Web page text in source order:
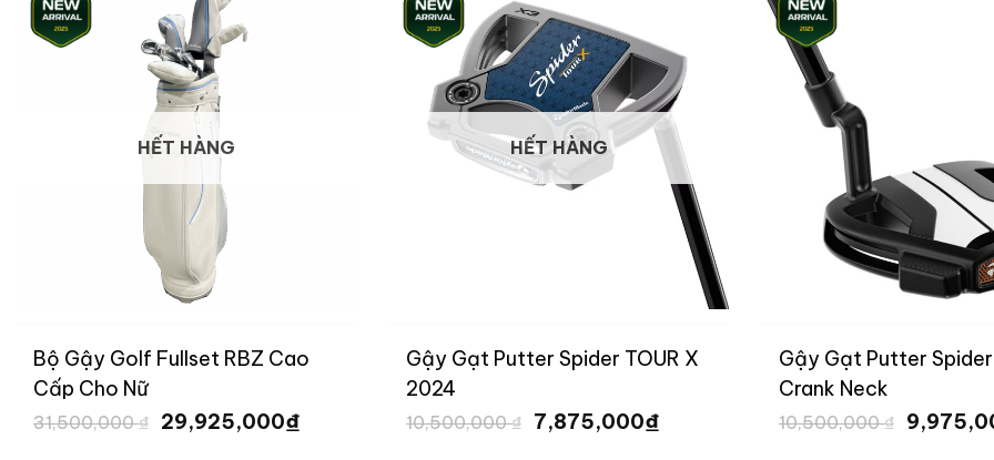
HẾT HÀNG
Bộ Gậy Golf Fullset RBZ Cao
Cấp Cho Nữ
31,500,000₫ Giá
gốc
29,925,000₫
HẾT HÀNG
Gậy Gạt Putter Spider TOUR X
2024
10,500,000₫ Giá
gốc
7,875,000₫
Gậy Gạt Putter Spider
Crank Neck
10,500,000₫ Giá
gốc